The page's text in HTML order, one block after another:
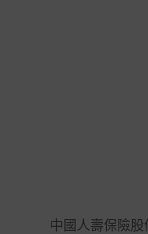
中國人壽保險股份